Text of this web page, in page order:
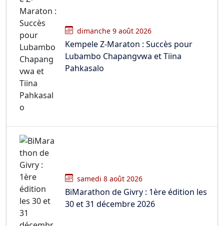
dimanche 9 août 2026
Kempele Z-Maraton : Succès pour
Lubambo Chapangvwa et Tiina
Pahkasalo
samedi 8 août 2026
BiMarathon de Givry : 1ère édition les
30 et 31 décembre 2026